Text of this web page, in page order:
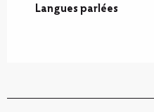
Langues parlées
Langues parlées